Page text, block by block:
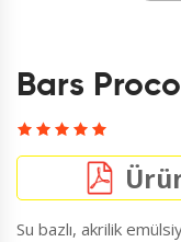
Bars
Su bazlı, akrilik